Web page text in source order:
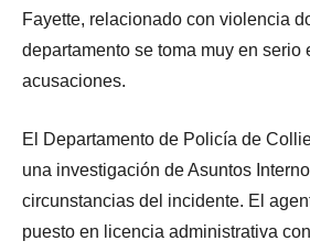
Fayette, relacionado con violencia
departamento se toma muy en serio
acusaciones.
El Departamento de Policía de
una investigación de Asuntos
circunstancias del incidente. El
puesto en licencia administrativa